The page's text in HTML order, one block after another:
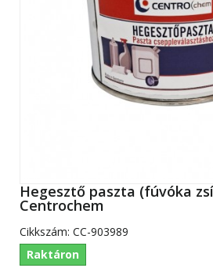
Hegesztő paszta (fúvóka
Centrochem
Cikkszám: CC-903989
Raktáron